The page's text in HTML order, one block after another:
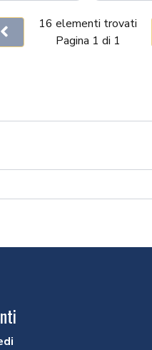
Previous
16 elementi trovati
Pagina 1 di 1